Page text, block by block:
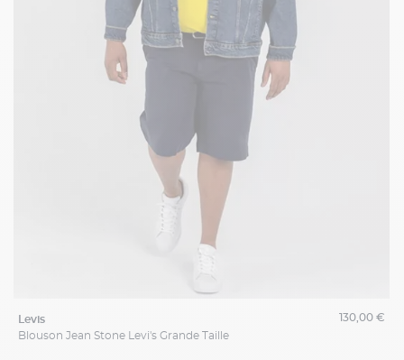
levis
Blouson Jean Stone Levi's Grande Taille
130,00 €